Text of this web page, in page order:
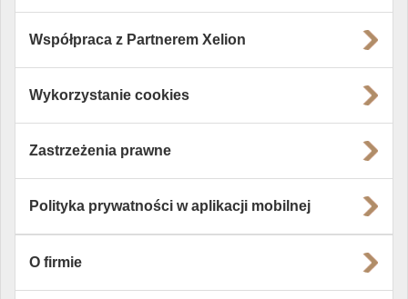
Współpraca z Partnerem Xelion
Wykorzystanie cookies
Zastrzeżenia prawne
Polityka prywatności w aplikacji mobilnej
O firmie